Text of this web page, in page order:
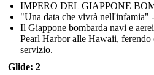
IMPERO DEL GIAPPONE
"Una data che vivrà nell'infamia"
Il Giappone bombarda navi e
Pearl Harbor alle Hawaii,
servizio.
Glide: 2